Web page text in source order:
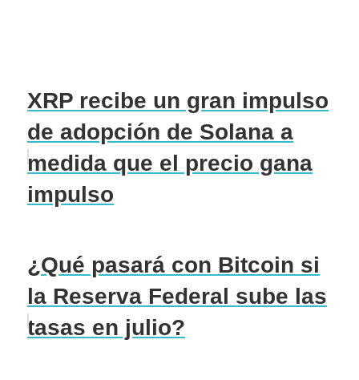
XRP recibe un gran impulso
de adopción de Solana a
medida que el precio gana
impulso
¿Qué pasará con Bitcoin si
la Reserva Federal sube las
tasas en julio?